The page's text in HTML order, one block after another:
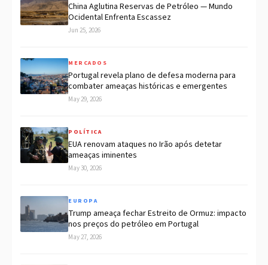
China Aglutina Reservas de Petróleo — Mundo
Ocidental Enfrenta Escassez
Jun 25, 2026
MERCADOS
Portugal revela plano de defesa moderna para
combater ameaças históricas e emergentes
May 29, 2026
POLÍTICA
EUA renovam ataques no Irão após detetar
ameaças iminentes
May 30, 2026
EUROPA
Trump ameaça fechar Estreito de Ormuz: impacto
nos preços do petróleo em Portugal
May 27, 2026